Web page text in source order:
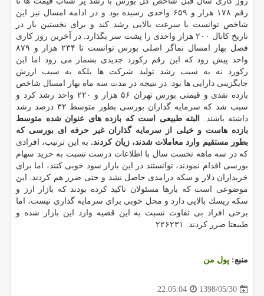
رقم ۱۷۸ هزار و ۶۵۹ واحدی رسیده بود و در ادامه امسال نیز این
شاخص توانست با سرعت بالایی رشد كند و برای نخستین بار در
تاریخ كانال ۲۰۰ هزار واحدی را پشت سر بگذارد. در آخرین روز كاری
فصل بهار امسال نماگر اصلی بورس توانست تا ۲۳۴ هزار و ۸۷۹
واحد پیش رود كه این رقم ركورد جدیدی بشمار می رود اما این
ركورد نه به سبب رشد تولید شركت ها بلكه به سبب ارزش
جایگزینی دارایی ها بود. در نتیجه در مدت سه ماه بهار امسال شاخص
بازده نقدی و قیمتی بورس تهران ۵۶ هزار و ۲۲۰ واحد رشد كرد و
سبب شد كه سرمایه گذاران بورسی بطور متوسط ۳۲ درصد رشد
داشته باشند.
البته طبیعی است كه بازده های عنوان شده متوسط
بازده هاست و خیلی از سرمایه گذاران غیر حرفه ای بورسی كه
بطور مستقیم وارد معاملات شدند، زیان كردند.به این ترتیب، افرادی
كه در سه ماهه نخست سال با اطلاعات درست نسبت به خرید سهام
بورسی اقدام نمودند، توانستند در این بازار سود خوبی كنند، اما برای
خریداران دلار و سكه درامدی حاصل نشد و حتی ضرر هم كردند. این
موضوعی است كه بارها مسئولان تاكید كرده بودند كه بازار ارز و
سكه ریسك بالایی دارد و محل خوبی برای سرمایه گذاری نیست، اما
برخی افراد بی تفاوت نسبت به این قضیه وارد این بازار شده و
طبیعتا ضرر كردند. ۲۲۶۲۳۱
منبع: پول من
1398/05/30
22:05:04